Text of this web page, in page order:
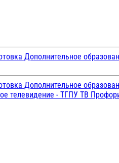
Дополнительное
Дополнительное
телевидение - ТГПУ ТВ